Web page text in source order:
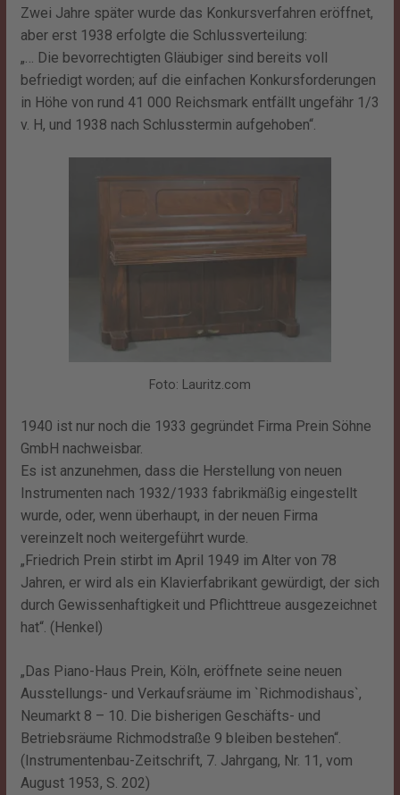
Zwei Jahre später wurde das Konkursverfahren eröffnet,
aber erst 1938 erfolgte die Schlussverteilung:
„… Die bevorrechtigten Gläubiger sind bereits voll
befriedigt worden; auf die einfachen Konkursforderungen
in Höhe von rund 41 000 Reichsmark entfällt ungefähr 1/3
v. H, und 1938 nach Schlusstermin aufgehoben“.
Foto: Lauritz.com
1940 ist nur noch die 1933 gegründet Firma Prein Söhne
GmbH nachweisbar.
Es ist anzunehmen, dass die Herstellung von neuen
Instrumenten nach 1932/1933 fabrikmäßig eingestellt
wurde, oder, wenn überhaupt, in der neuen Firma
vereinzelt noch weitergeführt wurde.
„Friedrich Prein stirbt im April 1949 im Alter von 78
Jahren, er wird als ein Klavierfabrikant gewürdigt, der sich
durch Gewissenhaftigkeit und Pflichttreue ausgezeichnet
hat“. (Henkel)
„Das Piano-Haus Prein, Köln, eröffnete seine neuen
Ausstellungs- und Verkaufsräume im `Richmodishaus`,
Neumarkt 8 – 10. Die bisherigen Geschäfts- und
Betriebsräume Richmodstraße 9 bleiben bestehen“.
(Instrumentenbau-Zeitschrift, 7. Jahrgang, Nr. 11, vom
August 1953, S. 202)